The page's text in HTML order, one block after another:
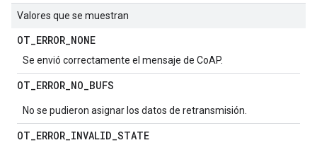
Valores que se muestran
OT_ERROR_NONE
Se envió correctamente el mensaje de CoAP.
OT_ERROR_NO_BUFS
No se pudieron asignar los datos de retransmisión.
OT_ERROR_INVALID_STATE